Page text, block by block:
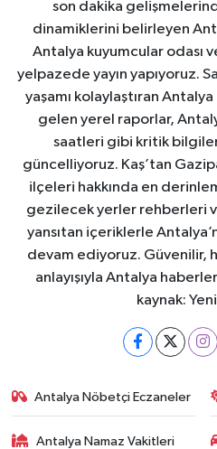
son dakika
dinamiklerini belirleyen
Antalya kuyumcular odası
yelpazede yayın yapıyoruz.
yaşamı kolaylaştıran
gelen yerel raporlar,
saatleri gibi kritik
güncelliyoruz. Kaş’tan
ilçeleri hakkında en
gezilecek yerler rehberleri
yansıtan içeriklerle
devam ediyoruz. Güvenilir,
anlayışıyla Antalya
kaynak:
Antalya Nöbetçi Eczaneler
Antalya Namaz Vakitleri